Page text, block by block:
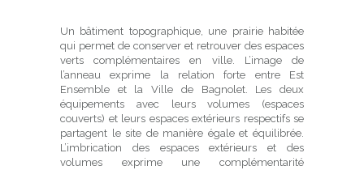
Un bâtiment topographique, une prairie habitée
qui permet de conserver et retrouver des espaces
verts complémentaires en ville. L’image de
l’anneau exprime la relation forte entre Est
Ensemble et la Ville de Bagnolet. Les deux
équipements avec leurs volumes (espaces
couverts) et leurs espaces extérieurs respectifs se
partagent le site de manière égale et équilibrée.
L’imbrication des espaces extérieurs et des
volumes exprime une complémentarité